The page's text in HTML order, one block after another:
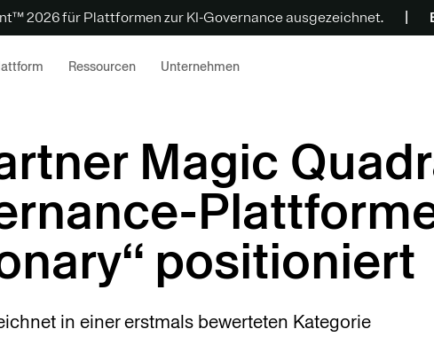
2026 für Plattformen zur KI-Governance ausgezeichnet.
Ressourcen Unternehmen
Magic
positioniert
in einer erstmals bewerteten Kategorie